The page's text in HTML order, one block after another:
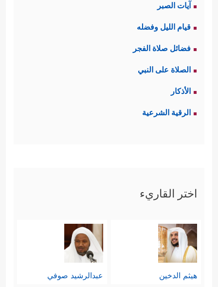
آيات الصبر
قيام الليل وفضله
فضائل صلاة الفجر
الصلاة على النبي
الأذكار
الرقية الشرعية
اختر القاريء
هيثم الدخين عبدالرشيد صوفي